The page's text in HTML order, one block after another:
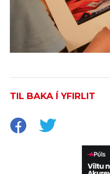
TIL BAKA Í YFIRLIT